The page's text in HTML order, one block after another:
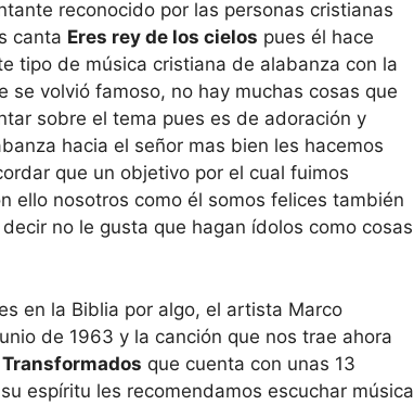
reconocido por las personas cristianas
canta Eres rey de los cielos pues él hace
tipo de música cristiana de alabanza con la
se volvió famoso, no hay muchas cosas que
sobre el tema pues es de adoración y
hacia el señor mas bien les hacemos
que un objetivo por el cual fuimos
ello nosotros como él somos felices también
no le gusta que hagan ídolos como cosas
en la Biblia por algo, el artista Marco
de 1963 y la canción que nos trae ahora
Transformados que cuenta con unas 13
espíritu les recomendamos escuchar música